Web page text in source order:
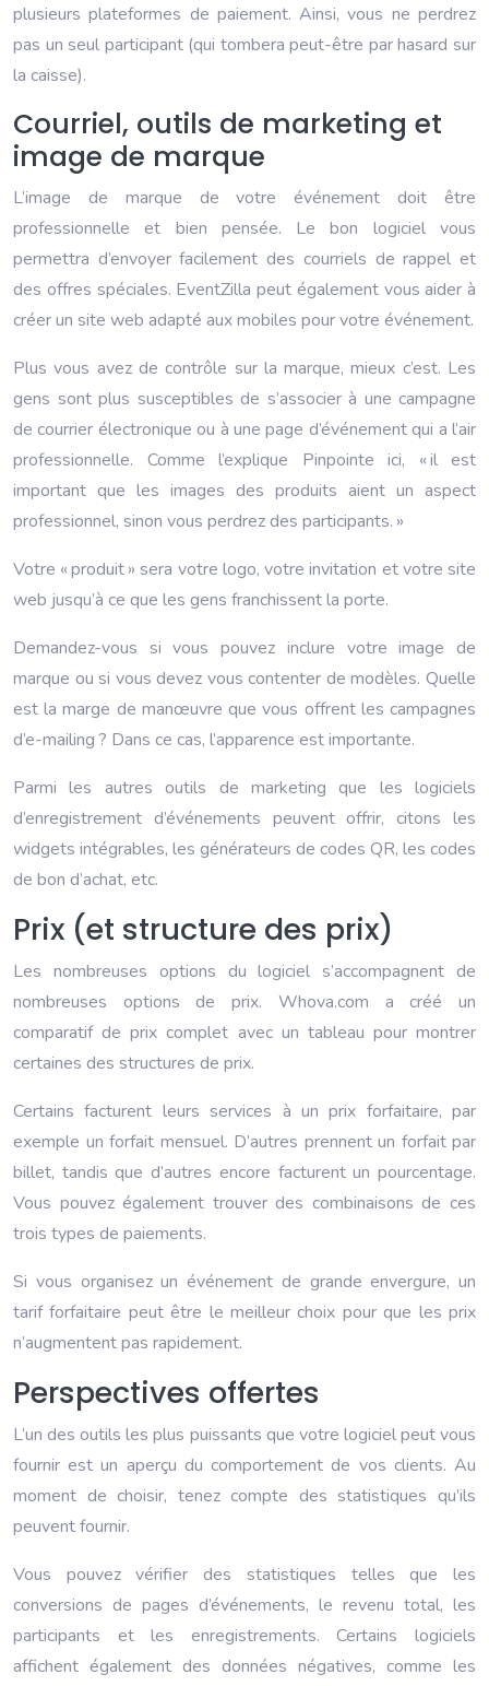
plusieurs plateformes de paiement. Ainsi, vous ne perdrez
pas un seul participant (qui tombera peut-être par hasard sur
la caisse).
Courriel, outils de marketing et
image de marque
L’image de marque de votre événement doit être
professionnelle et bien pensée. Le bon logiciel vous
permettra d’envoyer facilement des courriels de rappel et
des offres spéciales. EventZilla peut également vous aider à
créer un site web adapté aux mobiles pour votre événement.
Plus vous avez de contrôle sur la marque, mieux c’est. Les
gens sont plus susceptibles de s’associer à une campagne
de courrier électronique ou à une page d’événement qui a l’air
professionnelle. Comme l’explique Pinpointe ici, « il est
important que les images des produits aient un aspect
professionnel, sinon vous perdrez des participants. »
Votre « produit » sera votre logo, votre invitation et votre site
web jusqu’à ce que les gens franchissent la porte.
Demandez-vous si vous pouvez inclure votre image de
marque ou si vous devez vous contenter de modèles. Quelle
est la marge de manœuvre que vous offrent les campagnes
d’e-mailing ? Dans ce cas, l’apparence est importante.
Parmi les autres outils de marketing que les logiciels
d’enregistrement d’événements peuvent offrir, citons les
widgets intégrables, les générateurs de codes QR, les codes
de bon d’achat, etc.
Prix (et structure des prix)
Les nombreuses options du logiciel s’accompagnent de
nombreuses options de prix. Whova.com a créé un
comparatif de prix complet avec un tableau pour montrer
certaines des structures de prix.
Certains facturent leurs services à un prix forfaitaire, par
exemple un forfait mensuel. D’autres prennent un forfait par
billet, tandis que d’autres encore facturent un pourcentage.
Vous pouvez également trouver des combinaisons de ces
trois types de paiements.
Si vous organisez un événement de grande envergure, un
tarif forfaitaire peut être le meilleur choix pour que les prix
n’augmentent pas rapidement.
Perspectives offertes
L’un des outils les plus puissants que votre logiciel peut vous
fournir est un aperçu du comportement de vos clients. Au
moment de choisir, tenez compte des statistiques qu’ils
peuvent fournir.
Vous pouvez vérifier des statistiques telles que les
conversions de pages d’événements, le revenu total, les
participants et les enregistrements. Certains logiciels
affichent également des données négatives, comme les